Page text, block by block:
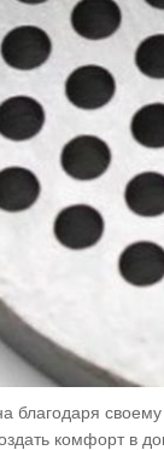
благодаря
комфорт в